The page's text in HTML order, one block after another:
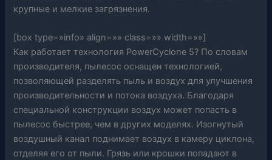
крупные и мелкие загрязнения.
[box type=»info» align=»» class=»» width=»»]
Как работает технология PowerCyclone 5? По словам
производителя, пылесос оснащен технологией,
позволяющей разделять пыль и воздух для улучшения
производительности и потока воздуха. Благодаря
специальной конструкции воздух может попасть в
пылесос быстрее, чем в других моделях. Изогнутый
воздушный канал поднимает воздух в камеру циклона,
отделяя его от пыли. Грязь или крошки попадают в